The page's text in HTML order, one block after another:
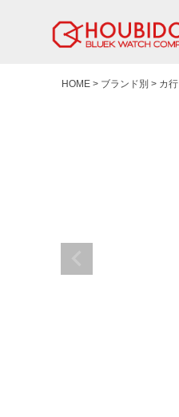
HOME ブランド別 カ行